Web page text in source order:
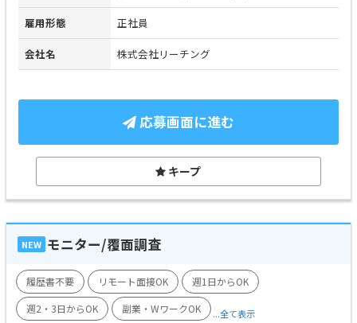
雇用形態 正社員
会社名 株式会社リーチング
応募画面に進む
キープ
NEW モニター/覆面調査
履歴書不要 リモート面接OK
週1日からOK
週2・3日からOK
副業・WワークOK ...全て表示